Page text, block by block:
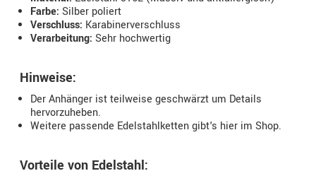
Farbe: Silber poliert
Verschluss: Karabinerverschluss
Verarbeitung: Sehr hochwertig
Hinweise:
Der Anhänger ist teilweise geschwärzt um Details
hervorzuheben.
Weitere passende Edelstahlketten gibt's hier im Shop.
Vorteile von Edelstahl: